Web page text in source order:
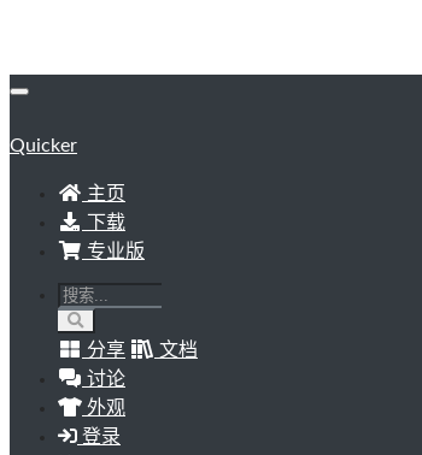
Quicker
主页
下载
专业版
分享
文档
讨论
外观
登录